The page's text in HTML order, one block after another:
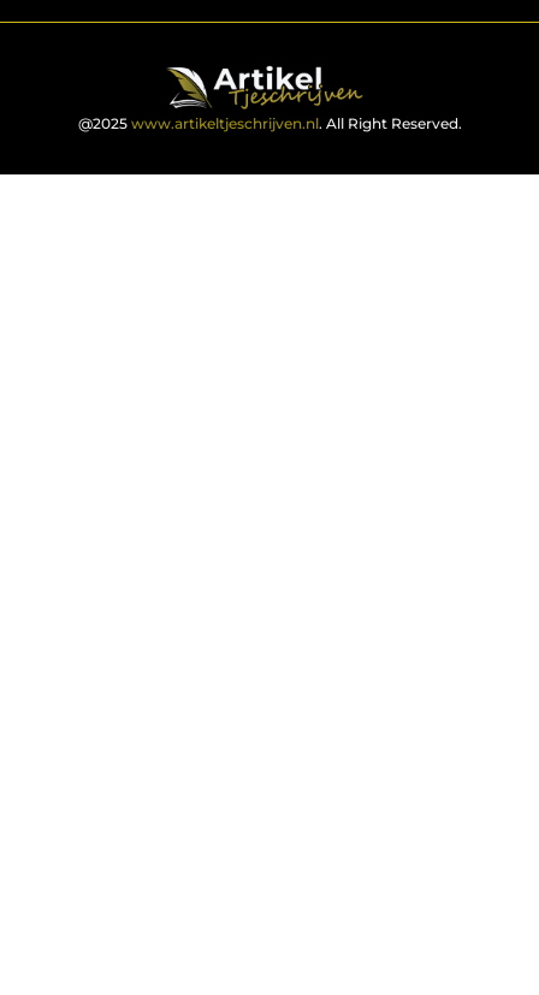
@2025 www.artikeltjeschrijven.nl. All Right Reserved.